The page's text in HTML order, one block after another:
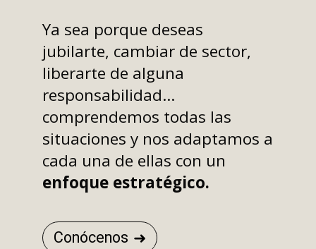
Ya sea porque deseas
jubilarte, cambiar de sector,
liberarte de alguna
responsabilidad...
comprendemos todas las
situaciones y nos adaptamos a
cada una de ellas con un
enfoque estratégico.
Conócenos